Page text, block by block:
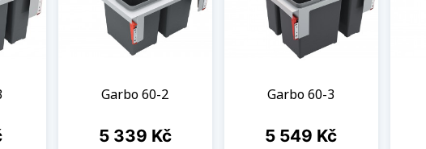
Garbo 60-2
Cena
5 339 Kč
Garbo 60-3
Cena
5 549 Kč